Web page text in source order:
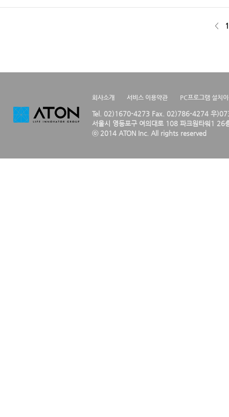
< 1
회사소개 서비스 이용약관 PC프로그램 설치
Tel. 02)1670-4273 Fax. 02)786-4274 우
서울시 영등포구 여의대로 108 파크원타워1 26
ⓒ 2014 ATON Inc. All rights reserved